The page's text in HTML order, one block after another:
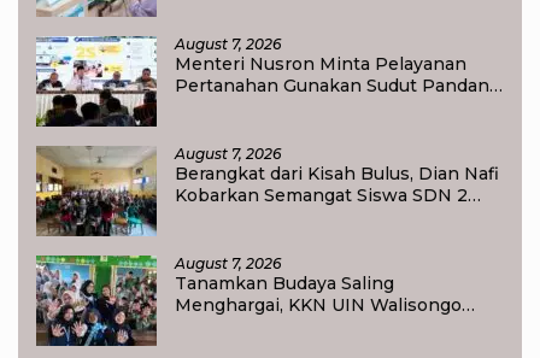
August 7, 2026
Menteri Nusron Minta Pelayanan
Pertanahan Gunakan Sudut Pandang
August 7, 2026
Berangkat dari Kisah Bulus, Dian Nafi
Kobarkan Semangat Siswa SDN 2
August 7, 2026
Tanamkan Budaya Saling
Menghargai, KKN UIN Walisongo